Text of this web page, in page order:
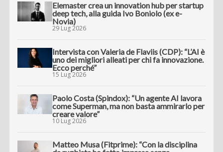
Elemaster crea un innovation hub per startup
deep tech, alla guida Ivo Boniolo (ex e-
Novia)
29 Lug 2026
Intervista con Valeria de Flaviis (CDP): “L’AI è
uno dei migliori alleati per chi fa innovazione.
Ecco perché”
15 Lug 2026
Paolo Costa (Spindox): “Un agente AI lavora
come Superman, ma non basta ammirarlo per
creare valore”
10 Lug 2026
Matteo Musa (Fitprime): “Con la disciplina